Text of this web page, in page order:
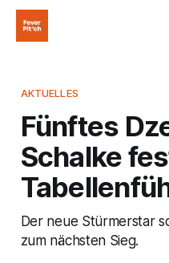
AKTUELLES
Fünftes
Schalke
Der neue Stürmerstar
zum nächsten Sieg.